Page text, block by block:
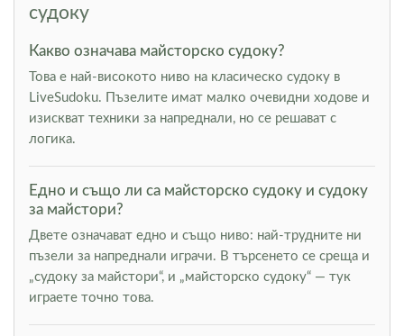
судоку
Какво означава майсторско судоку?
Това е най-високото ниво на класическо судоку в
LiveSudoku. Пъзелите имат малко очевидни ходове и
изискват техники за напреднали, но се решават с
логика.
Едно и също ли са майсторско судоку и судоку
за майстори?
Двете означават едно и също ниво: най-трудните ни
пъзели за напреднали играчи. В търсенето се среща и
„судоку за майстори“, и „майсторско судоку“ — тук
играете точно това.